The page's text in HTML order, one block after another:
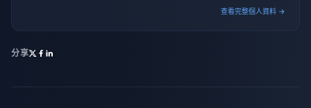
查看完整個人資料 →
分享